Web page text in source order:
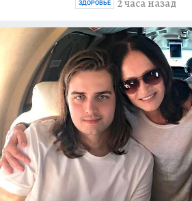
2 часа назад
ЗДОРОВЬЕ